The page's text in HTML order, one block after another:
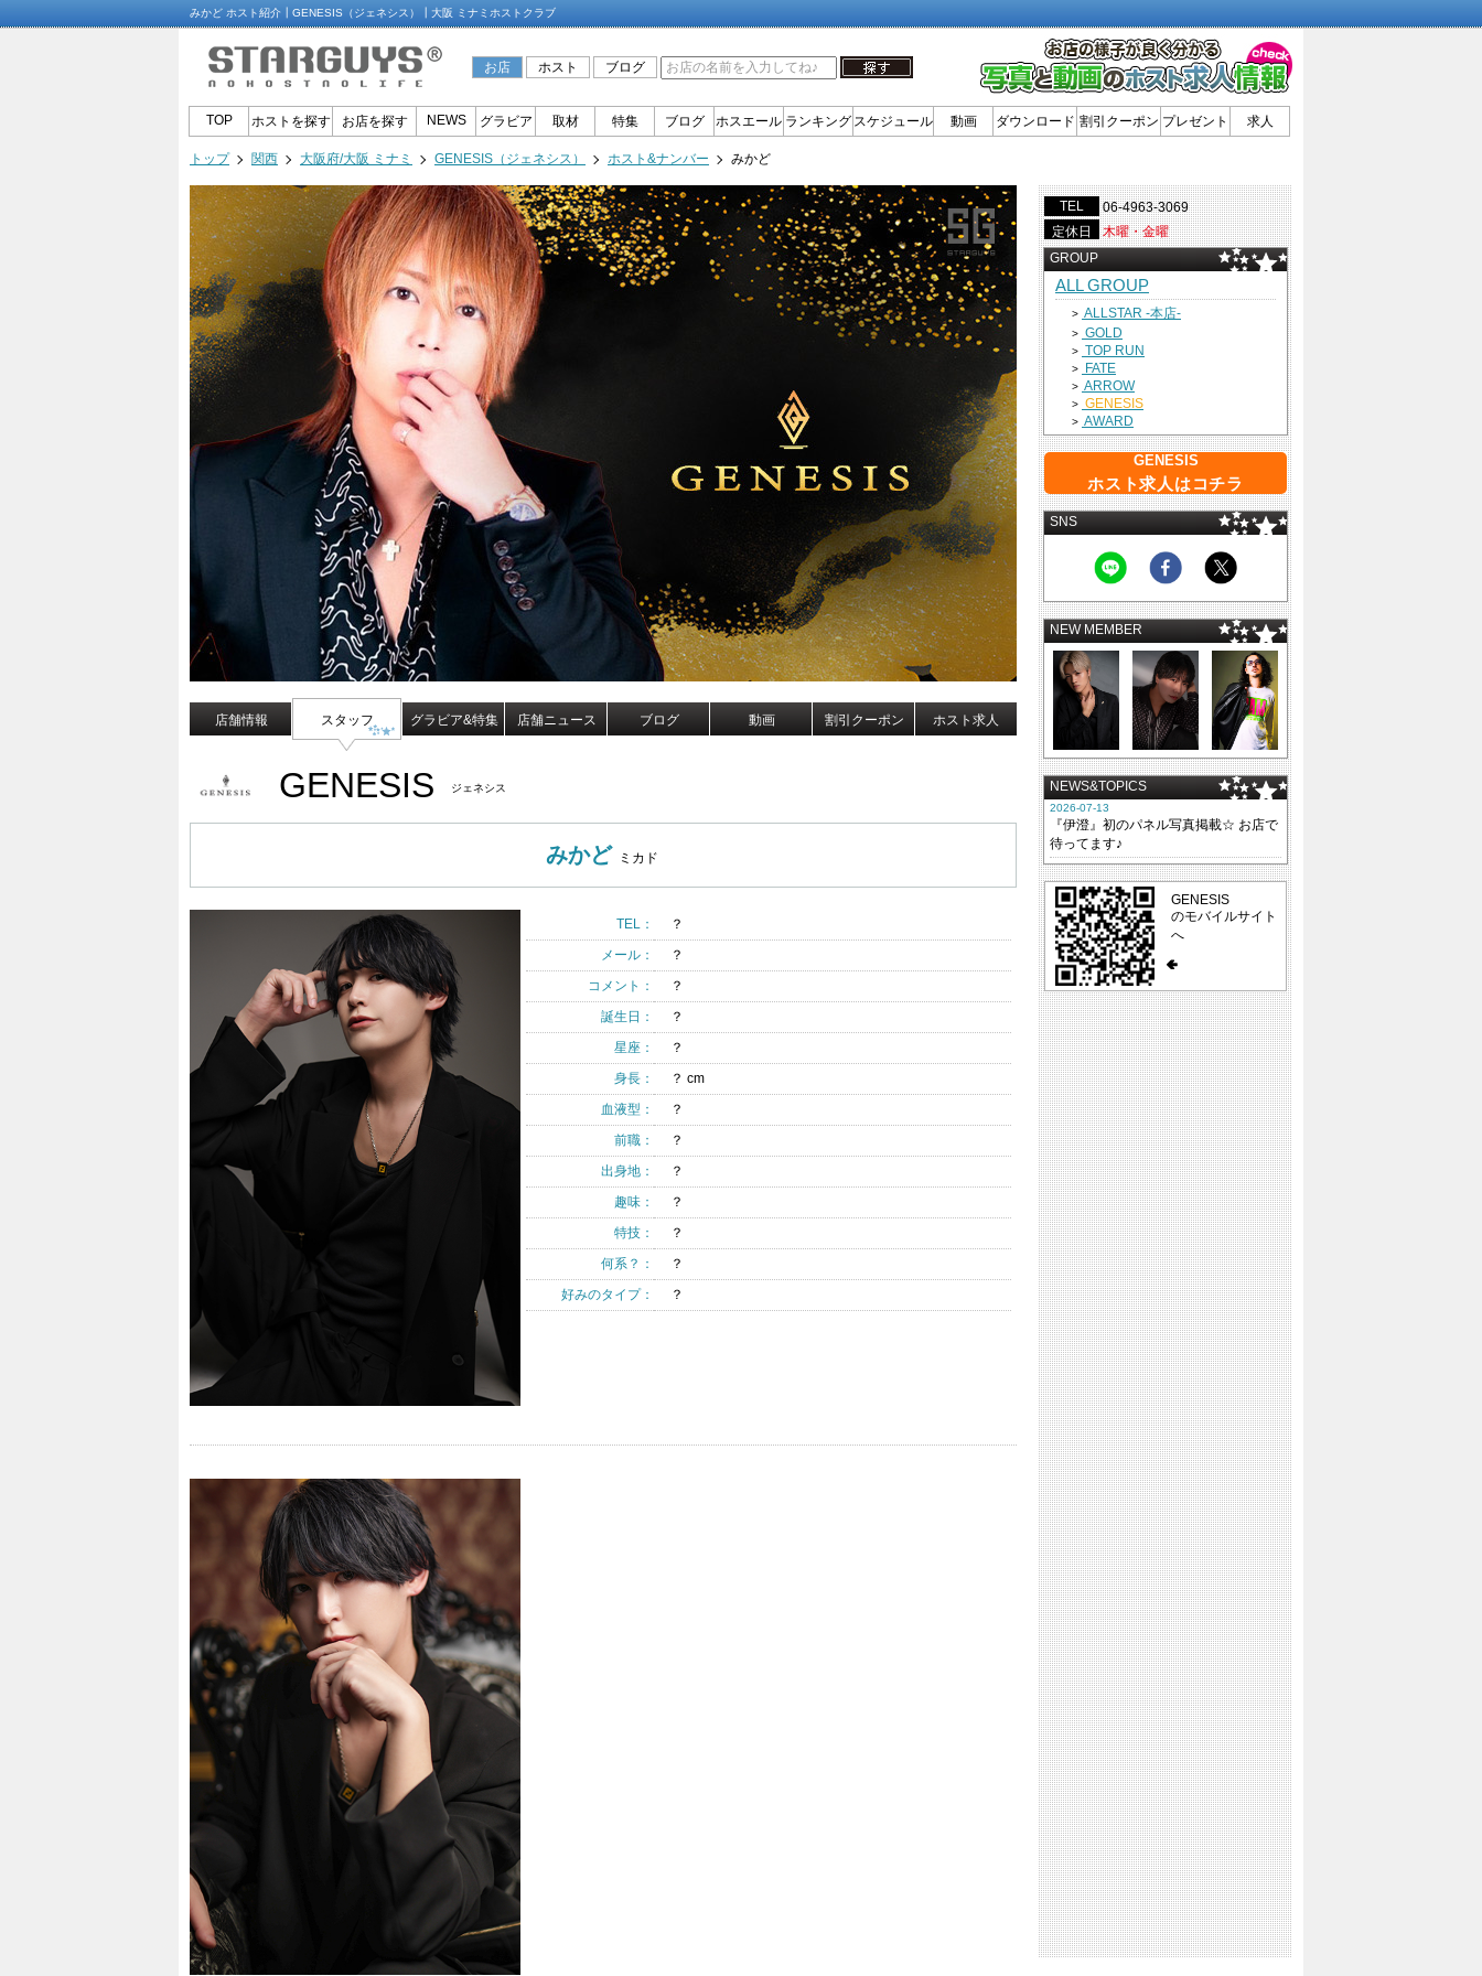
みかど ホスト紹介┃GENESIS（ジェネシス）┃大阪 ミナミホストクラブ
お店 ホスト ブログ
TOP ホストを探す お店を探す NEWS グラビア 取材 特集 ブログ ホスエール ランキング スケジュール 動画 ダウンロード 割引クーポン プレゼント 求人
トップ 関西 大阪府/大阪 ミナミ GENESIS（ジェネシス） ホスト&ナンバー みかど
店舗情報 スタッフ グラビア&特集 店舗ニュース ブログ 動画 割引クーポン ホスト求人
GENESIS ジェネシス
みかど ミカド
TEL：
？
メール：
？
コメント：
？
誕生日：
？
星座：
？
身長：
？ cm
血液型：
？
前職：
？
出身地：
？
趣味：
？
特技：
？
何系？：
？
好みのタイプ：
？
TEL
06-4963-3069
定休日
木曜・金曜
GROUP
ALL GROUP
> ALLSTAR -本店-
> GOLD
> TOP RUN
> FATE
> ARROW
> GENESIS
> AWARD
GENESIS
ホスト求人はコチラ
SNS
NEW MEMBER
NEWS&TOPICS
2026-07-13
『伊澄』初のパネル写真掲載☆ お店で
待ってます♪
GENESIS
のモバイルサイト
へ